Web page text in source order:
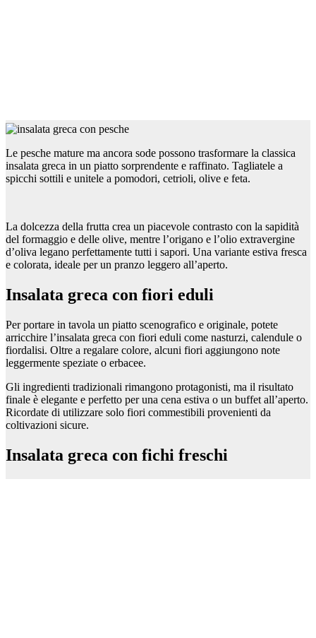
Le pesche mature ma ancora sode possono trasformare la classica
insalata greca in un piatto sorprendente e raffinato. Tagliatele a
spicchi sottili e unitele a pomodori, cetrioli, olive e feta.
La dolcezza della frutta crea un piacevole contrasto con la sapidità
del formaggio e delle olive, mentre l’origano e l’olio extravergine
d’oliva legano perfettamente tutti i sapori. Una variante estiva fresca
e colorata, ideale per un pranzo leggero all’aperto.
Insalata greca con fiori eduli
Per portare in tavola un piatto scenografico e originale, potete
arricchire l’insalata greca con fiori eduli come nasturzi, calendule o
fiordalisi. Oltre a regalare colore, alcuni fiori aggiungono note
leggermente speziate o erbacee.
Gli ingredienti tradizionali rimangono protagonisti, ma il risultato
finale è elegante e perfetto per una cena estiva o un buffet all’aperto.
Ricordate di utilizzare solo fiori commestibili provenienti da
coltivazioni sicure.
Insalata greca con fichi freschi